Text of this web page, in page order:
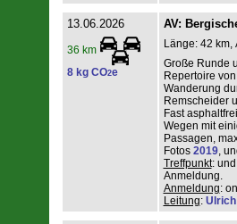
13.06.2026
36 km
8 kg CO2e
AV:
Länge: 42 km,
Große Runde
Repertoire
Wanderung
Remscheider
Fast
Wegen mit
Passagen,
Fotos 2019,
Treffpunkt:
Anmeldung.
Anmeldung:
Leitung: